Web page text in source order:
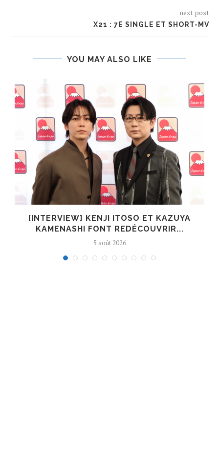
next post
X21 : 7E SINGLE ET SHORT-MV
YOU MAY ALSO LIKE
[INTERVIEW] KENJI ITOSO ET KAZUYA
KAMENASHI FONT REDÉCOUVRIR...
5 août 2026